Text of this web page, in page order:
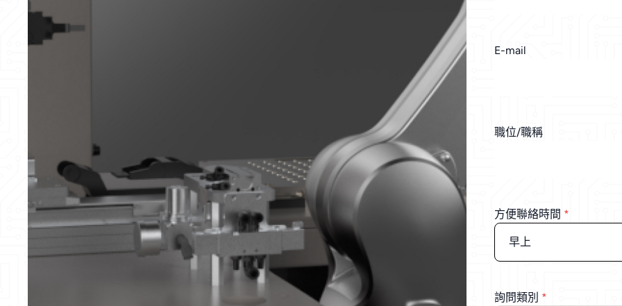
E-mail
職位/職稱
方便聯絡時間 *
早上
詢問類別 *